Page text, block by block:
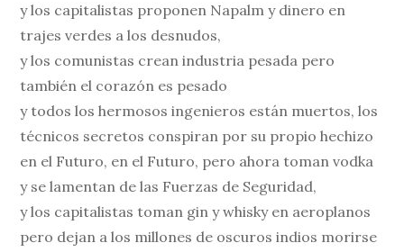
y los capitalistas proponen Napalm y dinero en
trajes verdes a los desnudos,
y los comunistas crean industria pesada pero
también el corazón es pesado
y todos los hermosos ingenieros están muertos, los
técnicos secretos conspiran por su propio hechizo
en el Futuro, en el Futuro, pero ahora toman vodka
y se lamentan de las Fuerzas de Seguridad,
y los capitalistas toman gin y whisky en aeroplanos
pero dejan a los millones de oscuros indios morirse